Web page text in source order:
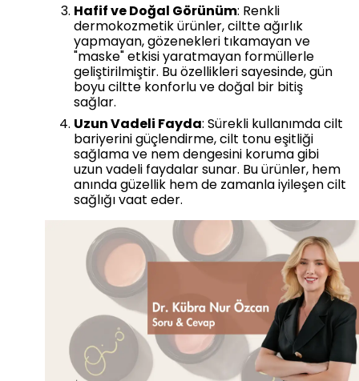
Hafif ve Doğal Görünüm: Renkli
dermokozmetik ürünler, ciltte ağırlık
yapmayan, gözenekleri tıkamayan ve
"maske" etkisi yaratmayan formüllerle
geliştirilmiştir. Bu özellikleri sayesinde, gün
boyu ciltte konforlu ve doğal bir bitiş
sağlar.
Uzun Vadeli Fayda: Sürekli kullanımda cilt
bariyerini güçlendirme, cilt tonu eşitliği
sağlama ve nem dengesini koruma gibi
uzun vadeli faydalar sunar. Bu ürünler, hem
anında güzellik hem de zamanla iyileşen cilt
sağlığı vaat eder.